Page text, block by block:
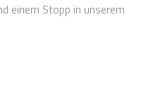
einem Stopp in unserem